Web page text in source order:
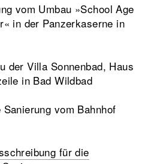
vom Umbau »School Age
in der Panzerkaserne in
der Villa Sonnenbad, Haus
in Bad Wildbad
vom Bahnhof
für die